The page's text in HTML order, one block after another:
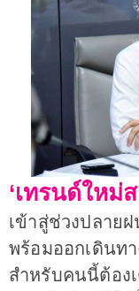
‘เทรนด์ใหม่
เข้าสู่ช่วงปลาย
พร้อมออกเดินท
สำหรับคนนี้ต้อง